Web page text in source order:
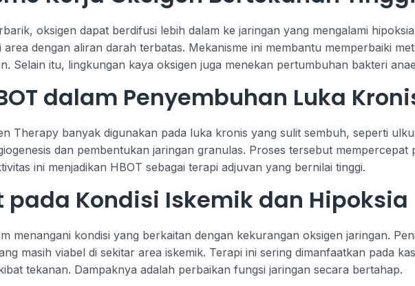
oksigen dapat berdifusi lebih dalam ke jaringan yang mengalami
area dengan aliran darah terbatas. Mekanisme ini membantu memperbaiki
Selain itu, lingkungan kaya oksigen juga menekan pertumbuhan bakteri
dalam Penyembuhan Luka
Therapy banyak digunakan pada luka kronis yang sulit sembuh, seperti
dan pembentukan jaringan granulas. Proses tersebut
ini menjadikan HBOT sebagai terapi adjuvan yang bernilai tinggi.
pada Kondisi Iskemik dan Hipoksia
menangani kondisi yang berkaitan dengan kekurangan oksigen jaringan.
masih viabel di sekitar area iskemik. Terapi ini sering dimanfaatkan pada
tekanan. Dampaknya adalah perbaikan fungsi jaringan secara bertahap.